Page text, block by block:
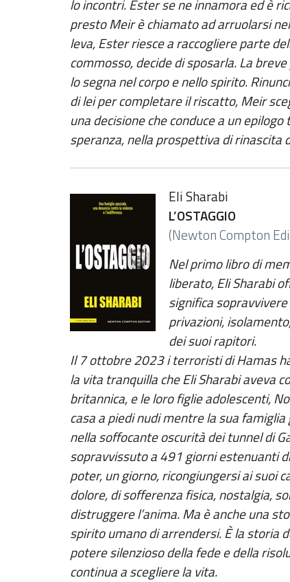
lo incontri. Ester se ne innamora ed è
presto Meir è chiamato ad arruolarsi
leva, Ester riesce a raccogliere parte
commosso, decide di sposarla. La
lo segna nel corpo e nello spirito.
di lei per completare il riscatto, Meir
una decisione che conduce a un
speranza, nella prospettiva di rinascita
Eli Sharabi
L’OSTAGGIO
(Newton Compton
Nel primo libro di
liberato, Eli Sharabi
significa
privazioni,
dei suoi rapitori.
Il 7 ottobre 2023 i terroristi di Hamas
la vita tranquilla che Eli Sharabi aveva
britannica, e le loro figlie adolescenti,
casa a piedi nudi mentre la sua
nella soffocante oscurità dei tunnel di
sopravvissuto a 491 giorni estenuanti
poter, un giorno, ricongiungersi ai suoi
dolore, di sofferenza fisica, nostalgia,
distruggere l’anima. Ma è anche una
spirito umano di arrendersi. È la storia
potere silenzioso della fede e della
continua a scegliere la vita.